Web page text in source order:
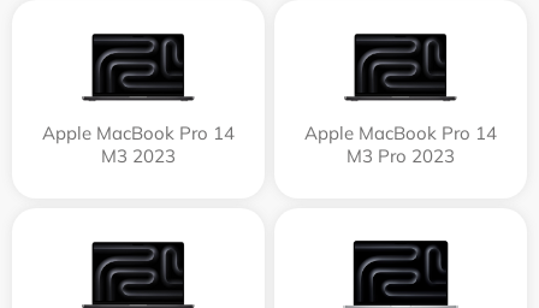
Apple MacBook Pro 14
M3 2023
Apple MacBook Pro 14
M3 Pro 2023